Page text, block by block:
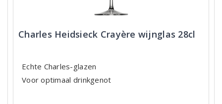
Charles Heidsieck Crayère wijnglas 28cl
Echte Charles-glazen
Voor optimaal drinkgenot